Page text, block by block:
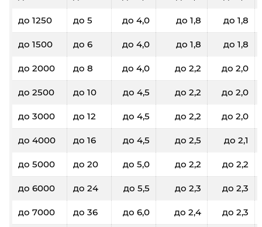
До 20 кг/ До 0,1 м³: 5200₽
До 40 кг/ До 0,19 м³: 5800₽
Донецк Владимир
60 100 200 300
33,1 33 30,8 30,7 30,2
0,3 0,4 0,8 1,2
8450 8440 8430 8420 8270
Фиксированные тарифы
До 5 кг/ До 0,03 м³: 750₽
До 20 кг/ До 0,1 м³: 930₽
до 1250 до 5 до 4,0 до 1,8 до 1,8
до 1500 до 6 до 4,0 до 1,8 до 1,8
до 2000 до 8 до 4,0 до 2,2 до 2,0
до 2500 до 10 до 4,5 до 2,2 до 2,0
до 3000 до 12 до 4,5 до 2,2 до 2,0
до 4000 до 16 до 4,5 до 2,5 до 2,1
до 5000 до 20 до 5,0 до 2,2 до 2,2
до 6000 до 24 до 5,5 до 2,3 до 2,3
до 7000 до 36 до 6,0 до 2,4 до 2,3